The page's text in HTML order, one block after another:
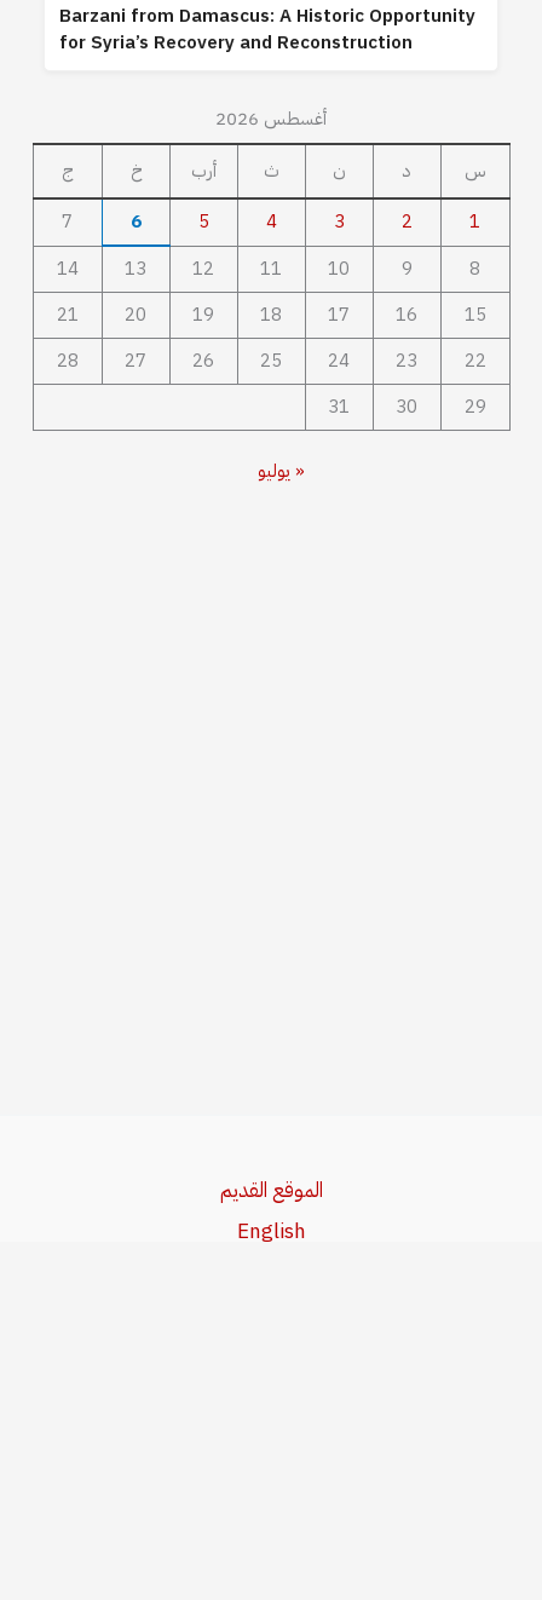
Barzani from Damascus: A Historic Opportunity
for Syria’s Recovery and Reconstruction
أغسطس 2026
س
د ن ث أرب خ
ج
1
2
3
4
5
6
7
8
9
10
11
12
13
14
15
16
17
18
19
20
21
22
23
24
25
26
27
28
29
30
31
« يوليو
الموقع القديم
English